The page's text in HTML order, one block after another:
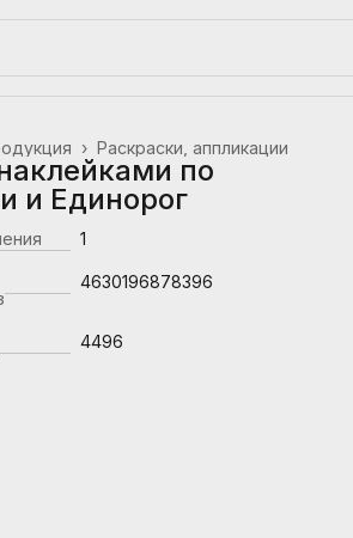
Раскраски, аппликации
›
по
и Единорог
1
4630196878396
4496